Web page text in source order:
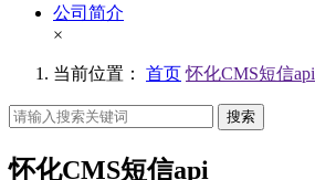
公司简介
×
当前位置： 首页 怀化CMS短信api
搜索
怀化CMS短信api